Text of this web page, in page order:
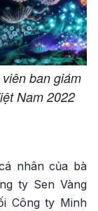
ban giám
Nam 2022
nhân của bà
ty Sen Vàng
Công ty Minh